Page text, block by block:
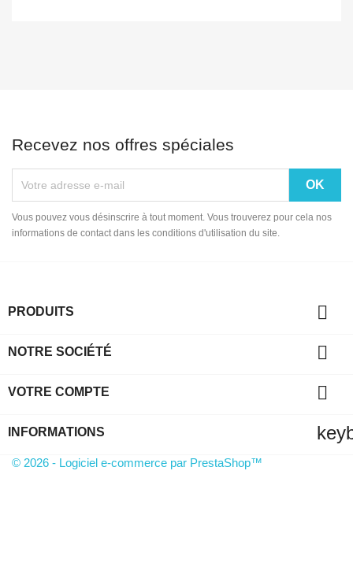
Recevez nos offres spéciales
Vous pouvez vous désinscrire à tout moment. Vous trouverez pour cela nos
informations de contact dans les conditions d'utilisation du site.
PRODUITS 
NOTRE SOCIÉTÉ 
VOTRE COMPTE 
INFORMATIONS
© 2026 - Logiciel e-commerce par PrestaShop™